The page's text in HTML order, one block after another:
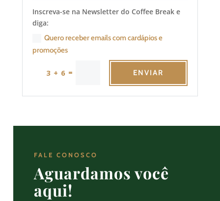
Inscreva-se na Newsletter do Coffee Break e
diga:
Quero receber emails com cardápios e
promoções
3 + 6 = ENVIAR
FALE CONOSCO
Aguardamos você
aqui!